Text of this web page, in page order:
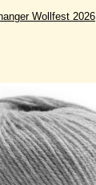
Wollfest 2026